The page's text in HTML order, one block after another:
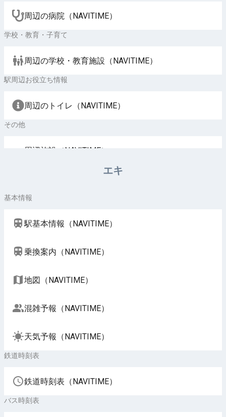
周辺の病院（NAVITIME）
学校・教育・子育て
周辺の学校・教育施設（NAVITIME）
駅周辺お役立ち情報
周辺のトイレ（NAVITIME）
その他
周辺施設（NAVITIME）
エキ
基本情報
駅基本情報（NAVITIME）
乗換案内（NAVITIME）
地図（NAVITIME）
混雑予報（NAVITIME）
天気予報（NAVITIME）
鉄道時刻表
鉄道時刻表（NAVITIME）
バス時刻表